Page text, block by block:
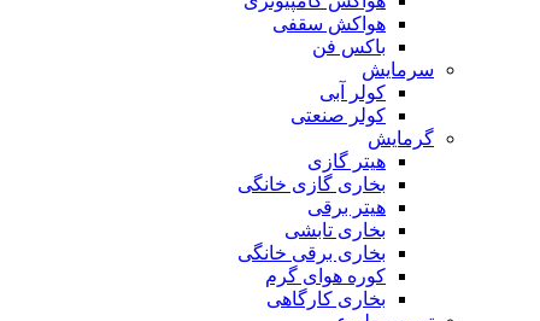
هواکش سقفی
باکس فن
سرمایش
کولر آبی
کولر صنعتی
گرمایش
هیتر گازی
بخاری گازی خانگی
هیتر برقی
بخاری تابشی
بخاری برقی خانگی
کوره هوای گرم
بخاری کارگاهی